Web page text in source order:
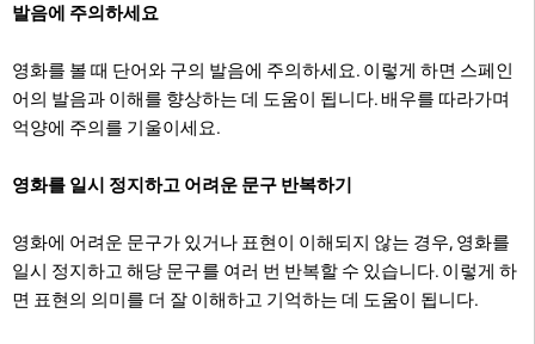
발음에 주의하세요
영화를 볼 때 단어와 구의 발음에 주의하세요. 이렇게 하면 스페인
어의 발음과 이해를 향상하는 데 도움이 됩니다. 배우를 따라가며
억양에 주의를 기울이세요.
영화를 일시 정지하고 어려운 문구 반복하기
영화에 어려운 문구가 있거나 표현이 이해되지 않는 경우, 영화를
일시 정지하고 해당 문구를 여러 번 반복할 수 있습니다. 이렇게 하
면 표현의 의미를 더 잘 이해하고 기억하는 데 도움이 됩니다.